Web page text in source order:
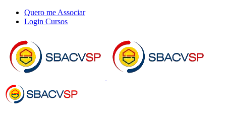
para
conteúdo
Quero me Associar
Login Cursos